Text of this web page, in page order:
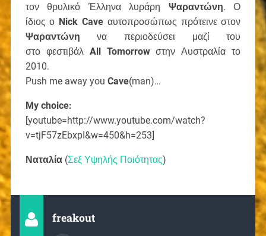
τον θρυλικό Έλληνα λυράρη Ψαραντώνη. Ο
ίδιος ο Nick Cave αυτοπροσώπως πρότεινε στον
Ψαραντώνη να περιοδεύσει μαζί του
στο φεστιβάλ All Tomorrowστην Αυστραλία το
2010.
Push me away you Cave(man)…
My choice:
[youtube=http://www.youtube.com/watch?
v=tjF57zEbxpI&w=450&h=253]
Ναταλία(Σεξ Υψηλής Ποιότητας)
freakout